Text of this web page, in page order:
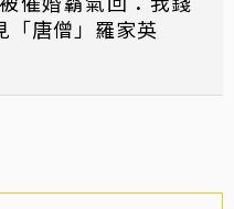
唐僧」羅家英